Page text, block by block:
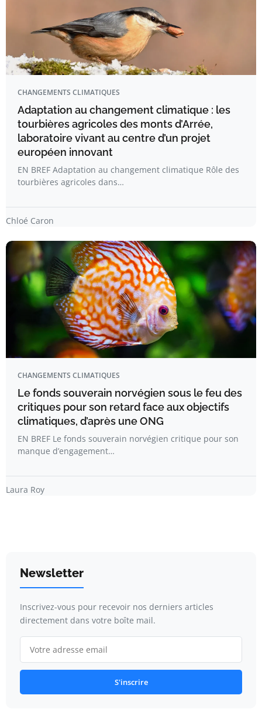
CHANGEMENTS CLIMATIQUES
Adaptation au changement climatique : les
tourbières agricoles des monts d’Arrée,
laboratoire vivant au centre d’un projet
européen innovant
EN BREF Adaptation au changement climatique Rôle des
tourbières agricoles dans…
Chloé Caron
CHANGEMENTS CLIMATIQUES
Le fonds souverain norvégien sous le feu des
critiques pour son retard face aux objectifs
climatiques, d’après une ONG
EN BREF Le fonds souverain norvégien critique pour son
manque d’engagement…
Laura Roy
Newsletter
Inscrivez-vous pour recevoir nos derniers articles
directement dans votre boîte mail.
S'inscrire